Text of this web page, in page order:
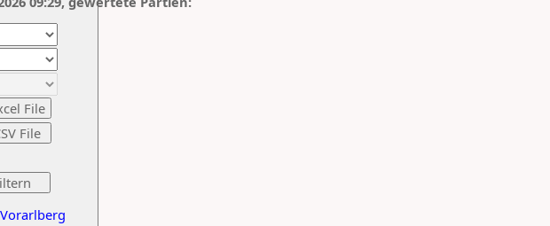
Vorarlberg